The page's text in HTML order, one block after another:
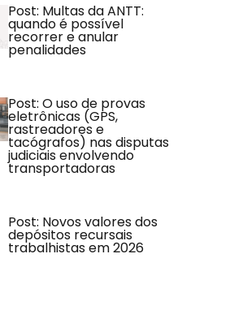
Post: Multas da ANTT:
quando é possível
recorrer e anular
penalidades
Post: O uso de provas
eletrônicas (GPS,
rastreadores e
tacógrafos) nas disputas
judiciais envolvendo
transportadoras
Post: Novos valores dos
depósitos recursais
trabalhistas em 2026